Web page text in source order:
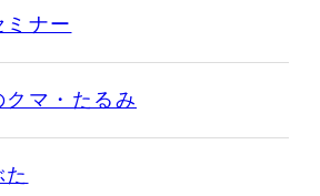
ミナー
クマ・たるみ